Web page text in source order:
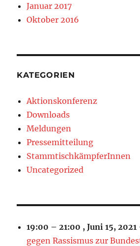
Januar 2017
Oktober 2016
KATEGORIEN
Aktionskonferenz
Downloads
Meldungen
Pressemitteilung
StammtischkämpferInnen
Uncategorized
19:00 – 21:00 ,Juni 15, 2021
gegen Rassismus zur